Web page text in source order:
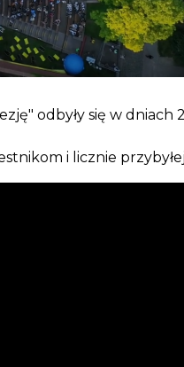
odbyły się w dniach
i licznie